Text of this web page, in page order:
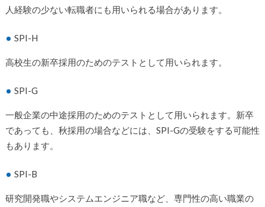
人経験の少ない転職者にも用いられる場合があります。
SPI-H
高校生の新卒採用のためのテストとして用いられます。
SPI-G
一般企業の中途採用のためのテストとして用いられます。新卒
であっても、秋採用の場合などには、SPI-Gの受験をする可能性
もあります。
SPI-B
研究開発職やシステムエンジニア職など、専門性の高い職業の